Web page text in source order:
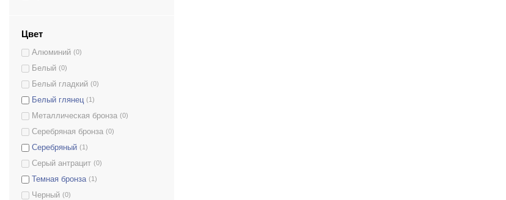
Цвет
Алюминий (0)
Белый (0)
Белый гладкий (0)
Белый глянец (1)
Металлическая бронза (0)
Серебряная бронза (0)
Серебряный (1)
Серый антрацит (0)
Темная бронза (1)
Черный (0)